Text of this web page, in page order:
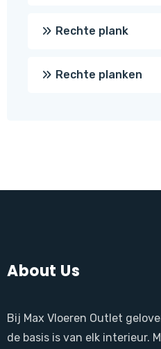
Rechte plank
Rechte planken
About Us
Bij Max Vloeren Outlet
de basis is van elk interieur.